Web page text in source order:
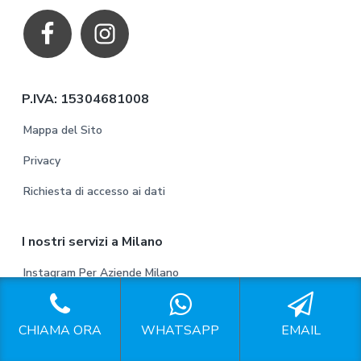
P.IVA: 15304681008
Mappa del Sito
Privacy
Richiesta di accesso ai dati
I nostri servizi a Milano
Instagram Per Aziende Milano
Gestione Profili Instagram Milano
Gestione Account Instagram Milano
CHIAMA ORA WHATSAPP EMAIL